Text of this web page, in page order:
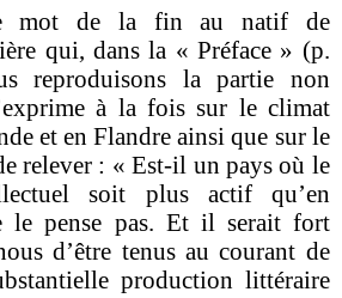
mot de la fin au natif de
qui, dans la « Préface » (p.
reproduisons la partie non
à la fois sur le climat
et en Flandre ainsi que sur le
relever : « Est-il un pays où le
soit plus actif qu’en
le pense pas. Et il serait fort
d’être tenus au courant de
production littéraire